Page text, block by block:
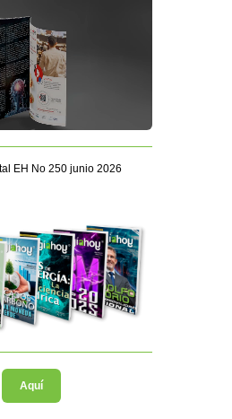
EH No 250 junio 2026
Aquí